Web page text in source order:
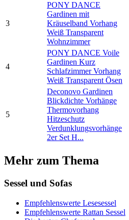
3
PONY DANCE
Gardinen mit
Kräuselband Vorhang
Weiß Transparent
Wohnzimmer
4
PONY DANCE Voile
Gardinen Kurz
Schlafzimmer Vorhang
Weiß Transparent Ösen
5
Deconovo Gardinen
Blickdichte Vorhänge
Thermovorhang
Hitzeschutz
Verdunklungsvorhänge
2er Set H...
Mehr zum Thema
Sessel und Sofas
Empfehlenswerte Lesesessel
Empfehlenswerte Rattan Sessel